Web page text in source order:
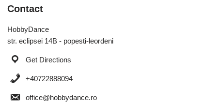
Contact
HobbyDance
str. eclipsei 14B - popesti-leordeni
Get Directions
+40722888094
office@hobbydance.ro